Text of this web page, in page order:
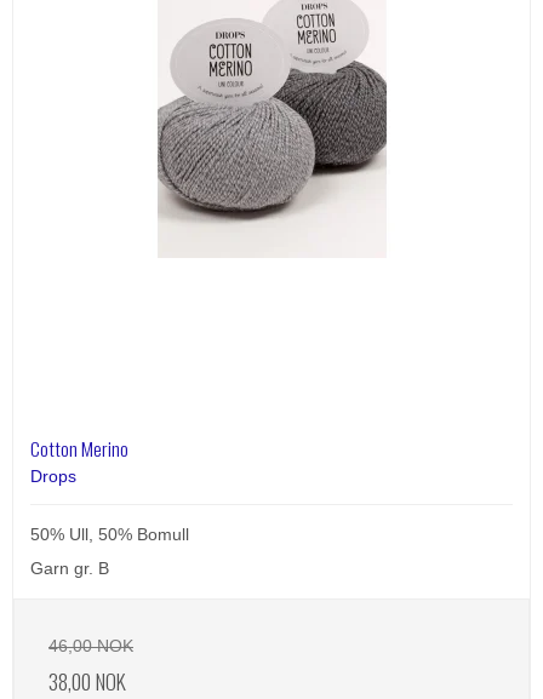
Cotton Merino
Drops
50% Ull, 50% Bomull
Garn gr. B
46,00 NOK
38,00 NOK